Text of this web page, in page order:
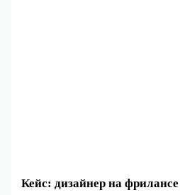
Кейс: дизайнер на